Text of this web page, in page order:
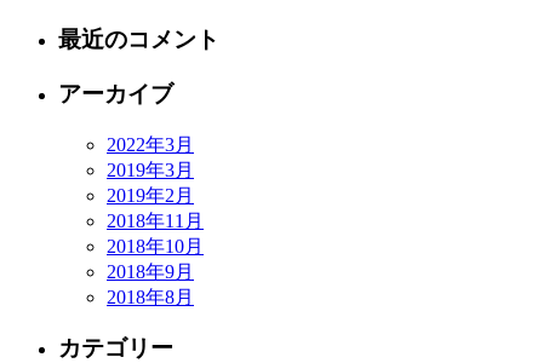
最近のコメント
アーカイブ
2022年3月
2019年3月
2019年2月
2018年11月
2018年10月
2018年9月
2018年8月
カテゴリー